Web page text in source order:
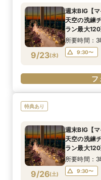
9/23(水)
週末BIG【
天空の洗練
ラン最大
所要時間：
9:30〜
フ
特典あり
9/26(土)
週末BIG【
天空の洗練
ラン最大
所要時間：
9:30〜